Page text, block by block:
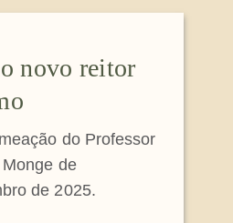
novo reitor
do Professor
de
de 2025.